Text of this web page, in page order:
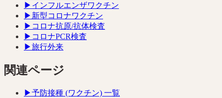
▶ インフルエンザワクチン
▶ 新型コロナワクチン
▶ コロナ抗原/抗体検査
▶ コロナPCR検査
▶旅行外来
関連ページ
▶予防接種 (ワクチン) 一覧